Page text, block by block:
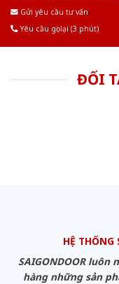
Gửi yêu cầu tư vấn
Yêu cầu gọi lại (3 phút)
ĐỐI
HỆ THỐNG
SAIGONDOOR
hàng những sản